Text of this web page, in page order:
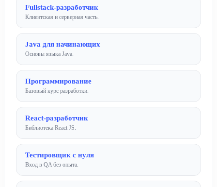
Fullstack-разработчик
Клиентская и серверная часть.
Java для начинающих
Основы языка Java.
Программирование
Базовый курс разработки.
React-разработчик
Библиотека React JS.
Тестировщик с нуля
Вход в QA без опыта.